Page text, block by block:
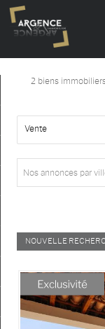
Contact
Recrutement
Mon compte
2 biens
Vente
Nos annonces par
NOUVELLE